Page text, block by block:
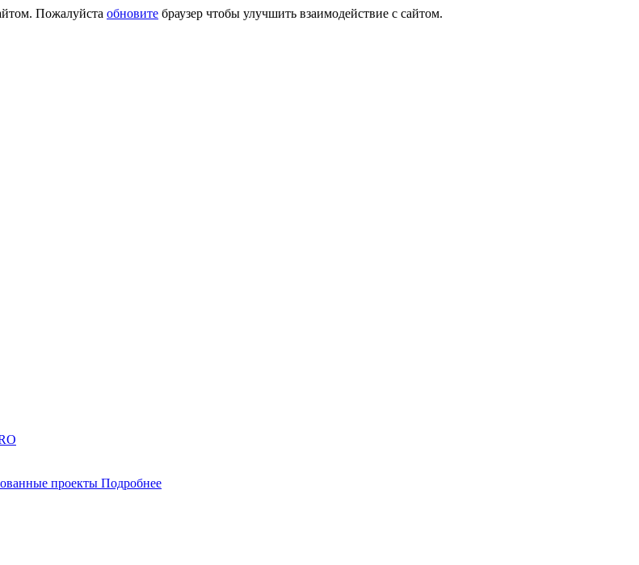
Пожалуйста обновите браузер чтобы улучшить взаимодействие с сайтом.
проекты Подробнее